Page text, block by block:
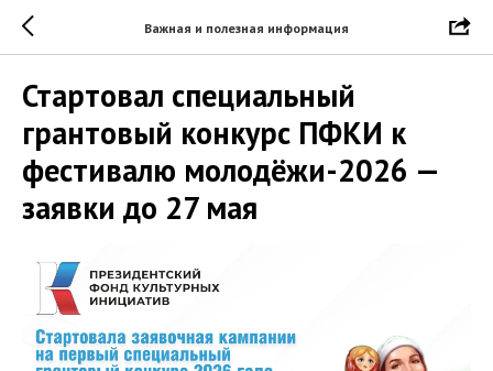
Важная и полезная информация
Стартовал специальный
грантовый конкурс ПФКИ к
фестивалю молодёжи-2026 —
заявки до 27 мая